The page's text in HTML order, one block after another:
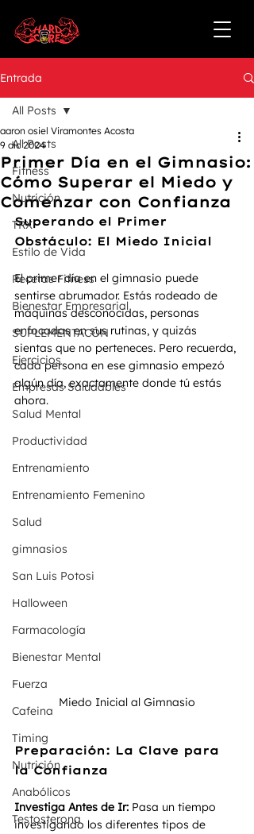
Entrada
All Posts
Fitness
Nutrición
TRX
Estilo de Vida
Recetas Fitness
Bienestar Empresarial
SUPLEMENTACÓN
Ejercicios
Empresas Saludables
Salud Mental
Productividad
Entrenamiento
Entrenamiento Femenino
Salud
gimnasios
San Luis Potosi
Halloween
Farmacología
Bienestar Mental
Fuerza
Cafeina
Timing
Nutrición
Anabólicos
Testosterona
All Posts
Primer Día en el Gimnasio:
Cómo Superar el Miedo y
Comenzar con Confianza
aaron osiel Viramontes Acosta
9 dic 2024
Superando el Primer
Obstáculo: El Miedo Inicial
El primer día en el gimnasio puede
sentirse abrumador. Estás rodeado de
máquinas desconocidas, personas
enfocadas en sus rutinas, y quizás
sientas que no perteneces. Pero recuerda,
cada persona en ese gimnasio empezó
algún día, exactamente donde tú estás
ahora.
Miedo Inicial al Gimnasio
Preparación: La Clave para
la Confianza
Investiga Antes de Ir: Pasa un tiempo
investigando los diferentes tipos de